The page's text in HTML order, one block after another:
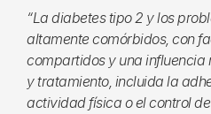
“La diabetes tipo 2 y los
altamente comórbidos, con
compartidos y una influencia
y tratamiento, incluida la
actividad física o el control